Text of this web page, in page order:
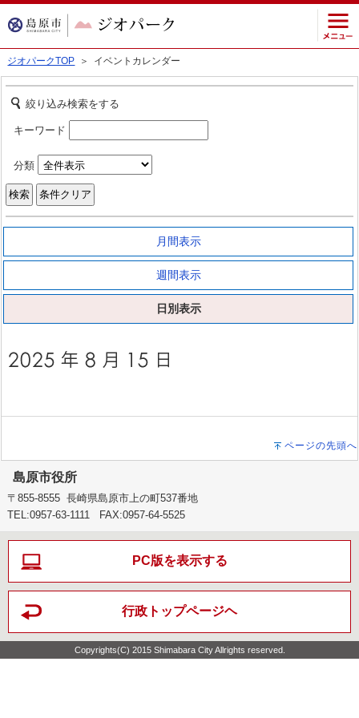
ジオパークTOP ＞ イベントカレンダー
絞り込み検索をする
キーワード
分類
月間表示
週間表示
日別表示
ページの先頭へ
島原市役所
〒855-8555 長崎県島原市上の町537番地
TEL:0957-63-1111 FAX:0957-64-5525
PC版を表示する
行政トップページヘ
Copyrights(C) 2015 Shimabara City Allrights reserved.